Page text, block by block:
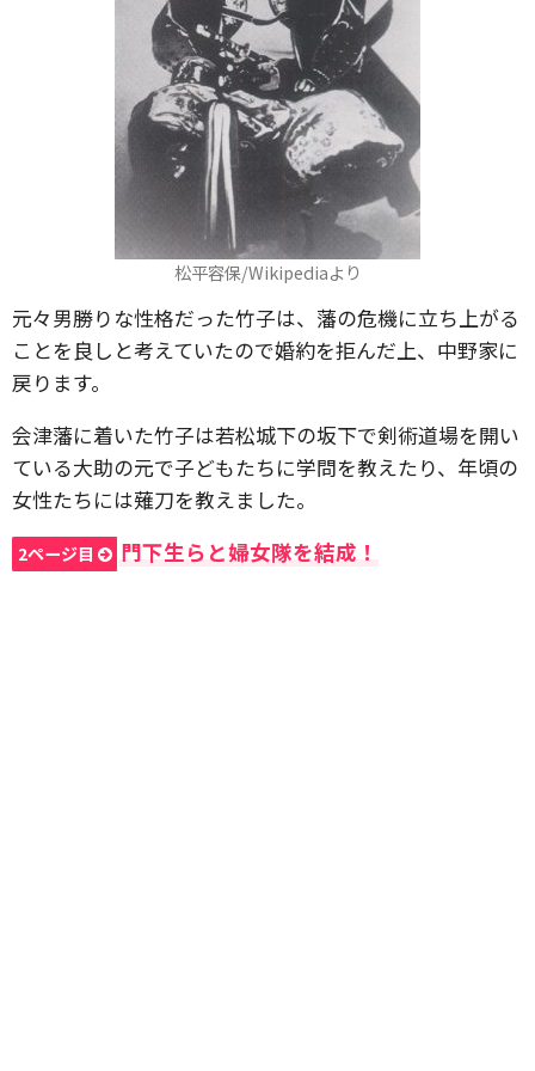
松平容保/Wikipediaより
元々男勝りな性格だった竹子は、藩の危機に立ち上がる
ことを良しと考えていたので婚約を拒んだ上、中野家に
戻ります。
会津藩に着いた竹子は若松城下の坂下で剣術道場を開い
ている大助の元で子どもたちに学問を教えたり、年頃の
女性たちには薙刀を教えました。
2ページ目 門下生らと婦女隊を結成！